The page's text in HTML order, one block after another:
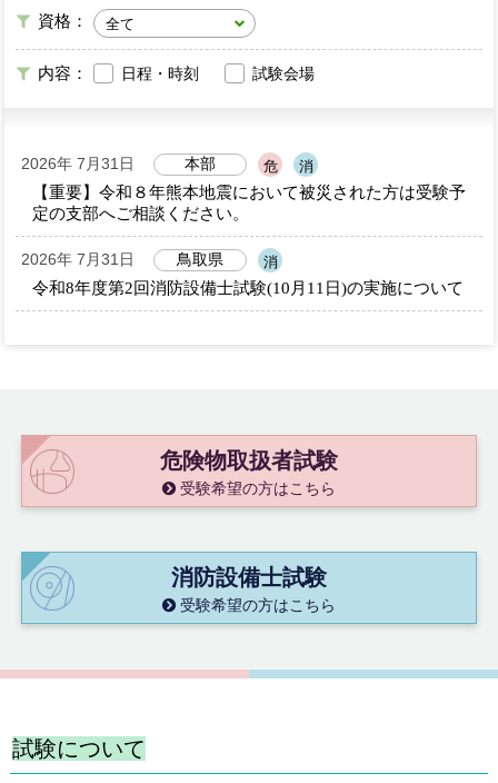
資格：
内容： 日程・時刻 試験会場
2026年 7月31日 本部 危 消
【重要】令和８年熊本地震において被災された方は受験予
定の支部へご相談ください。
2026年 7月31日 鳥取県 消
令和8年度第2回消防設備士試験(10月11日)の実施について
危険物取扱者試験
受験希望の方はこちら
消防設備士試験
受験希望の方はこちら
試験について